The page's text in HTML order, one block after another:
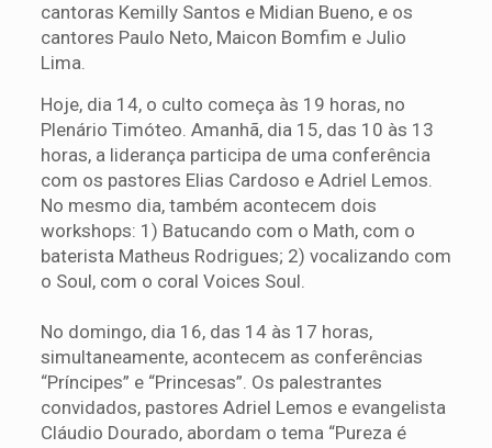
cantoras Kemilly Santos e Midian Bueno, e os
cantores Paulo Neto, Maicon Bomfim e Julio
Lima.
Hoje, dia 14, o culto começa às 19 horas, no
Plenário Timóteo. Amanhã, dia 15, das 10 às 13
horas, a liderança participa de uma conferência
com os pastores Elias Cardoso e Adriel Lemos.
No mesmo dia, também acontecem dois
workshops: 1) Batucando com o Math, com o
baterista Matheus Rodrigues; 2) vocalizando com
o Soul, com o coral Voices Soul.
No domingo, dia 16, das 14 às 17 horas,
simultaneamente, acontecem as conferências
“Príncipes” e “Princesas”. Os palestrantes
convidados, pastores Adriel Lemos e evangelista
Cláudio Dourado, abordam o tema “Pureza é